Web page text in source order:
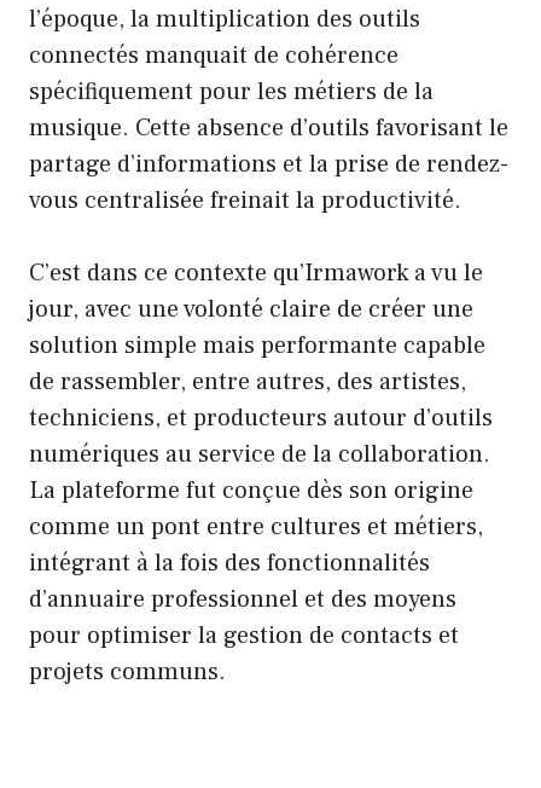
l’époque, la multiplication des outils
connectés manquait de cohérence
spécifiquement pour les métiers de la
musique. Cette absence d’outils favorisant le
partage d’informations et la prise de rendez-
vous centralisée freinait la productivité.
C’est dans ce contexte qu’Irmawork a vu le
jour, avec une volonté claire de créer une
solution simple mais performante capable
de rassembler, entre autres, des artistes,
techniciens, et producteurs autour d’outils
numériques au service de la collaboration.
La plateforme fut conçue dès son origine
comme un pont entre cultures et métiers,
intégrant à la fois des fonctionnalités
d’annuaire professionnel et des moyens
pour optimiser la gestion de contacts et
projets communs.